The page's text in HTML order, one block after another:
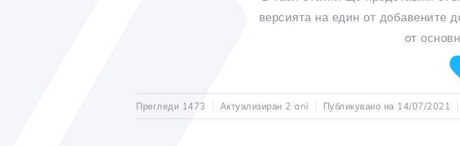
версията на един от добавените
от
Прегледи 1473 Актуализиран 2 ani Публикувано на 14/07/2021